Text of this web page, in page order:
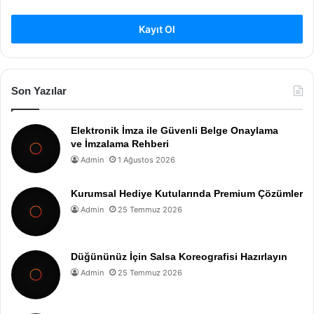
Kayıt Ol
Son Yazılar
Elektronik İmza ile Güvenli Belge Onaylama
ve İmzalama Rehberi
Admin 1 Ağustos 2026
Kurumsal Hediye Kutularında Premium Çözümler
Admin 25 Temmuz 2026
Düğününüz İçin Salsa Koreografisi Hazırlayın
Admin 25 Temmuz 2026